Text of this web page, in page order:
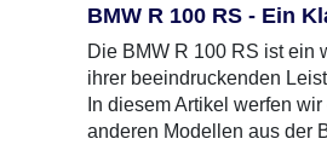
BMW R 100 RS - Ein
Die BMW R 100 RS ist ein
ihrer beeindruckenden
In diesem Artikel werfen
anderen Modellen aus der